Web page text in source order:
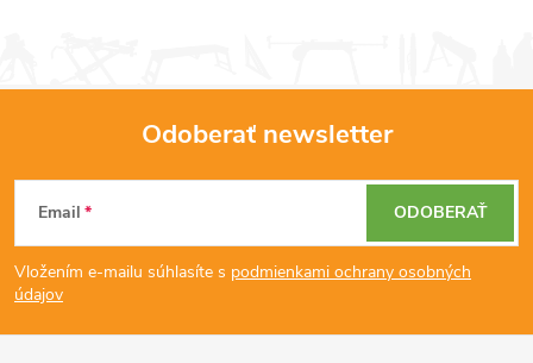
i
e
p
Z
á
p
Odoberať newsletter
Email
Vložením e-mailu súhlasíte s podmienkami ochrany osobných
údajov
ODOBERAŤ